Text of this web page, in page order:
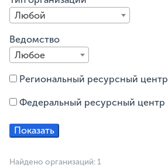
Любой
Ведомство
Любое
Региональный ресурсный центр
Федеральный ресурсный центр
Найдено организаций: 1